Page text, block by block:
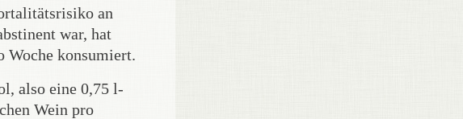
an
war, hat
Woche konsumiert.
also eine 0,75 l-
Wein pro